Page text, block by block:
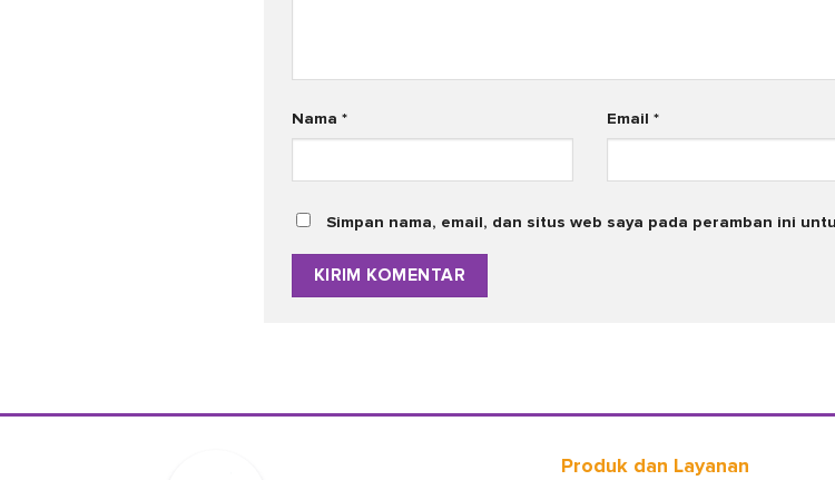
Nama * Email*
Simpan nama, email, dan situs web saya pada peramban ini
Produk dan Layanan